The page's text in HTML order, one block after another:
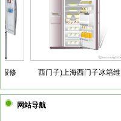
西门子)上海西门子冰箱维
网站导航